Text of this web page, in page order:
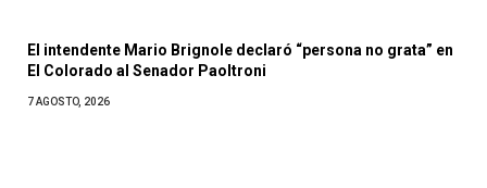
El intendente Mario Brignole declaró “persona no grata” en
El Colorado al Senador Paoltroni
7 AGOSTO, 2026